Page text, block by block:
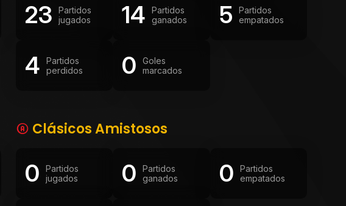
23
Partidos
jugados
14
Partidos
ganados
5
Partidos
empatados
4
Partidos
perdidos
0
Goles
marcados
Clásicos Amistosos
0
Partidos
jugados
0
Partidos
ganados
0
Partidos
empatados